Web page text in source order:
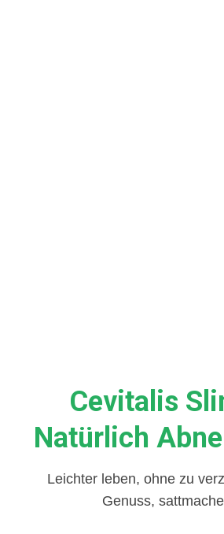
Cevitalis
Natürlich
Leichter leben, ohne zu
Genuss,